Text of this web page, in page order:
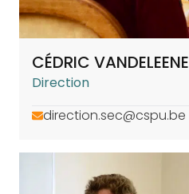
CÉDRIC VANDELEENE
Direction
direction.sec@cspu.be